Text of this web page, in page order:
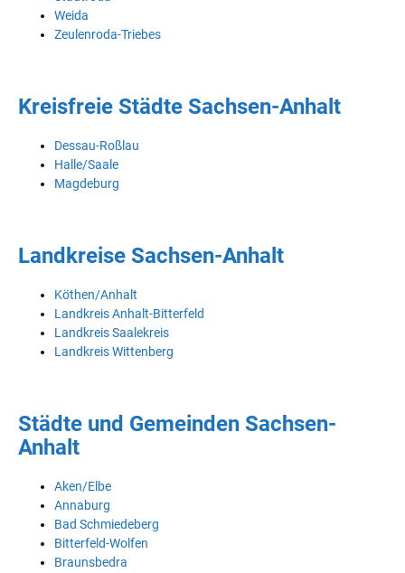
Weida
Zeulenroda-Triebes
Kreisfreie Städte Sachsen-Anhalt
Dessau-Roßlau
Halle/Saale
Magdeburg
Landkreise Sachsen-Anhalt
Köthen/Anhalt
Landkreis Anhalt-Bitterfeld
Landkreis Saalekreis
Landkreis Wittenberg
Städte und Gemeinden Sachsen-
Anhalt
Aken/Elbe
Annaburg
Bad Schmiedeberg
Bitterfeld-Wolfen
Braunsbedra